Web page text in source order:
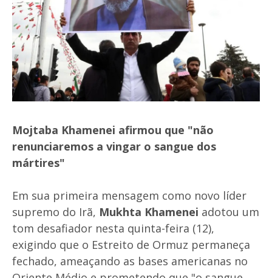
Mojtaba Khamenei afirmou que "não
renunciaremos a vingar o sangue dos
mártires"
Em sua primeira mensagem como novo líder
supremo do Irã, Mukhta Khamenei adotou um
tom desafiador nesta quinta-feira (12),
exigindo que o Estreito de Ormuz permaneça
fechado, ameaçando as bases americanas no